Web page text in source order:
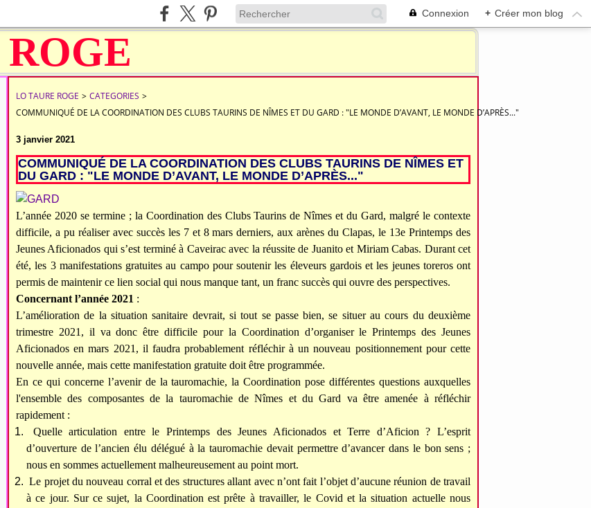
Connexion + Créer mon blog
LO TAURE ROGE > CATEGORIES >
COMMUNIQUÉ DE LA COORDINATION DES CLUBS TAURINS DE NÎMES ET DU GARD : "LE MONDE D’AVANT, LE MONDE D’APRÈS..."
3 janvier 2021
COMMUNIQUÉ DE LA COORDINATION DES CLUBS TAURINS DE NÎMES ET
DU GARD : "LE MONDE D’AVANT, LE MONDE D’APRÈS..."
L’année 2020 se termine ; la Coordination des Clubs Taurins de Nîmes et du Gard, malgré le contexte
difficile, a pu réaliser avec succès les 7 et 8 mars derniers, aux arènes du Clapas, le 13e Printemps des
Jeunes Aficionados qui s’est terminé à Caveirac avec la réussite de Juanito et Miriam Cabas. Durant cet
été, les 3 manifestations gratuites au campo pour soutenir les éleveurs gardois et les jeunes toreros ont
permis de maintenir ce lien social qui nous manque tant, un franc succès qui ouvre des perspectives.
Concernant l’année 2021 :
L’amélioration de la situation sanitaire devrait, si tout se passe bien, se situer au cours du deuxième
trimestre 2021, il va donc être difficile pour la Coordination d’organiser le Printemps des Jeunes
Aficionados en mars 2021, il faudra probablement réfléchir à un nouveau positionnement pour cette
nouvelle année, mais cette manifestation gratuite doit être programmée.
En ce qui concerne l’avenir de la tauromachie, la Coordination pose différentes questions auxquelles
l'ensemble des composantes de la tauromachie de Nîmes et du Gard va être amenée à réfléchir
rapidement :
Quelle articulation entre le Printemps des Jeunes Aficionados et Terre d’Aficion ? L’esprit
d’ouverture de l’ancien élu délégué à la tauromachie devait permettre d’avancer dans le bon sens ;
nous en sommes actuellement malheureusement au point mort.
Le projet du nouveau corral et des structures allant avec n’ont fait l’objet d’aucune réunion de travail
à ce jour. Sur ce sujet, la Coordination est prête à travailler, le Covid et la situation actuelle nous